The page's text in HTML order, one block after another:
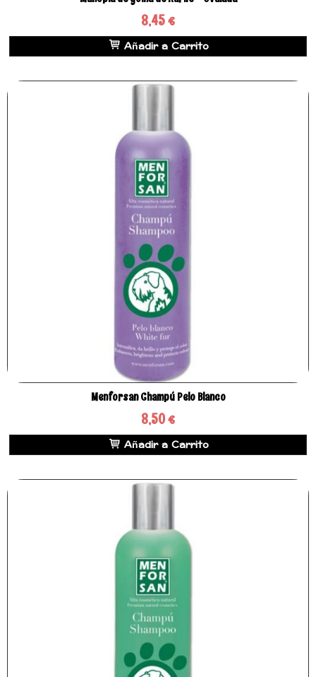
8,45 €
Añadir a Carrito
Menforsan Champú Pelo Blanco
8,50 €
Añadir a Carrito